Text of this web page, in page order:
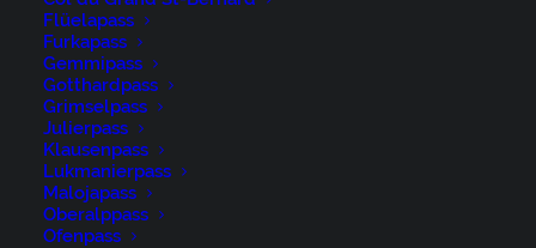
Flüelapass
Furkapass
Gemmipass
Gotthardpass
Grimselpass
Julierpass
Klausenpass
Lukmanierpass
Malojapass
Oberalppass
Ofenpass
Granges 21-10-15-1444